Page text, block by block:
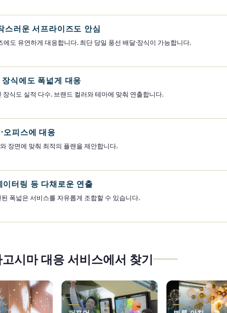
스러운 서프라이즈도 안심
도 유연하게 대응합니다. 최단 당일 풍선 배달·장식이 가능합니다.
식에도 폭넓게 대응
장식도 실적 다수. 브랜드 컬러와 테마에 맞춰 연출합니다.
오피스에 대응
장면에 맞춰 최적의 플랜을 제안합니다.
이터링 등 다채로운 연출
폭넓은 서비스를 자유롭게 조합할 수 있습니다.
시마 대응 서비스에서 찾기